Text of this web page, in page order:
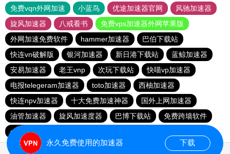
免费vqn外网加速
小蓝鸟 优途加速器官网
风驰加速器
旋风加速器
八戒看书
免费vps加速器外网苹果版
外网加速免费软件
hammer加速器
巴伯下载站
快连vn破解版
银河加速器 新日港下载站
蓝鲸加速器
安易加速器
老王vnp 次玩下载站
快喵vp加速器
电报telegeram加速器
toto加速器
西柚加速器
快连npv加速器
十大免费加速神器
国外上网加速器
油管加速器
旋风加速度器 巴博下载站
免费跨墙软件
quickq
永久免费使用的加速器 下载